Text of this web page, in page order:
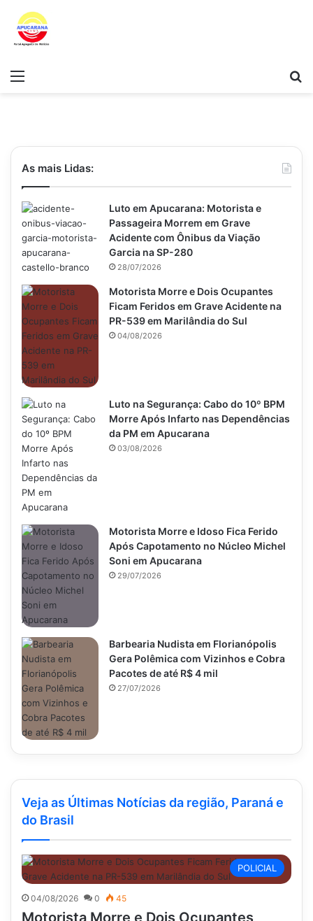
Menu
Veja as Últimas Notícias da região, Paraná e
do Brasil
POLICIAL
04/08/2026 0 45
Motorista Morre e Dois Ocupantes
As mais Lidas:
Luto em Apucarana: Motorista e
Passageira Morrem em Grave
Acidente com Ônibus da Viação
Garcia na SP-280
28/07/2026
Motorista Morre e Dois Ocupantes
Ficam Feridos em Grave Acidente na
PR-539 em Marilândia do Sul
04/08/2026
Luto na Segurança: Cabo do 10º BPM
Morre Após Infarto nas Dependências
da PM em Apucarana
03/08/2026
Motorista Morre e Idoso Fica Ferido
Após Capotamento no Núcleo Michel
Soni em Apucarana
29/07/2026
Barbearia Nudista em Florianópolis
Gera Polêmica com Vizinhos e Cobra
Pacotes de até R$ 4 mil
27/07/2026